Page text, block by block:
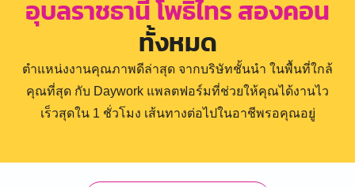
อุบลราชธานี โพธิ์ไทร สองคอน
ทั้งหมด
ตำแหน่งงานคุณภาพดีล่าสุด จากบริษัทชั้นนำ ในพื้นที่ใกล้
คุณที่สุด กับ Daywork แพลตฟอร์มที่ช่วยให้คุณได้งานไว
เร็วสุดใน 1 ชั่วโมง เส้นทางต่อไปในอาชีพรอคุณอยู่